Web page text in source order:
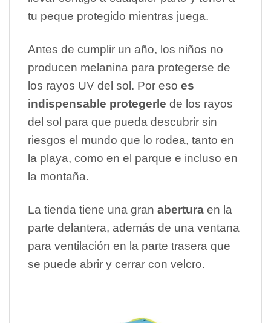
tu peque protegido mientras juega.
Antes de cumplir un año, los niños no
producen melanina para protegerse de
los rayos UV del sol. Por eso es
indispensable protegerle de los rayos
del sol para que pueda descubrir sin
riesgos el mundo que lo rodea, tanto en
la playa, como en el parque e incluso en
la montaña.
La tienda tiene una gran abertura en la
parte delantera, además de una ventana
para ventilación en la parte trasera que
se puede abrir y cerrar con velcro.